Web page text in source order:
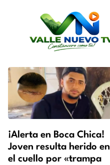
¡Alerta en Boca Chica!
Joven resulta herido en
el cuello por «trampa